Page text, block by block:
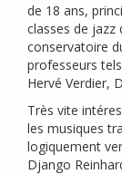
de 18 ans,
classes de jazz
conservatoire
professeurs
Hervé Verdier,
Très vite
les musiques
logiquement
Django